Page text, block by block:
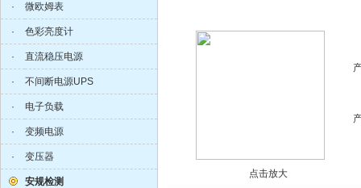
· 微欧姆表
· 色彩亮度计
· 直流稳压电源
· 不间断电源UPS
· 电子负载
· 变频电源
· 变压器
安规检测
点击放大